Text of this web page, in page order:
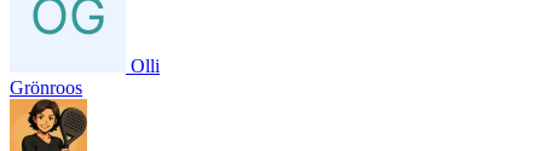
Olli
Grönroos